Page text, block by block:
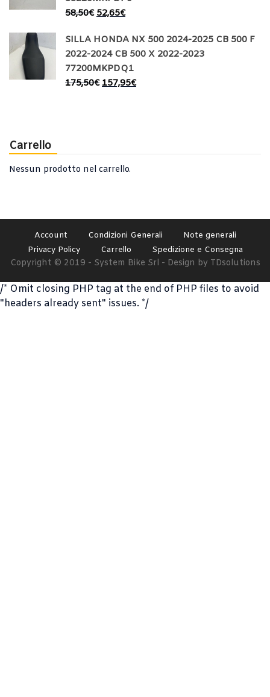
58,50€ 52,65€
SILLA HONDA NX 500 2024-2025 CB 500 F
2022-2024 CB 500 X 2022-2023
77200MKPDQ1
175,50€ 157,95€
Carrello
Nessun prodotto nel carrello.
Account Condizioni Generali
Note generali
Privacy Policy
Carrello Spedizione e Consegna
Copyright © 2019 - System Bike Srl - Design by TDsolutions
/* Omit closing PHP tag at the end of PHP files to avoid
"headers already sent" issues. */